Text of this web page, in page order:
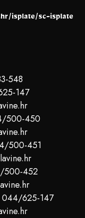
isplate/sc-isplate
548
147
500-450
500-451
500-452
044/625-147